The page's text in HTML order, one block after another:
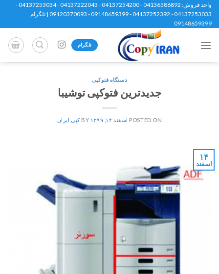
Skip
content
واحد فروش: 04136586892 - 04137254200 - 04137222043 - 04137253034 -
04137253033 - 04137252392 - 09148659399 - 09120370093 | تلگرام
09148659399
تلگرام
دستگاه فتوکپی
جدیدترین فتوکپی توشیبا
POSTED ON اسفند ۱۴, ۱۳۹۹ کپی ایران
۱۴
اسفند